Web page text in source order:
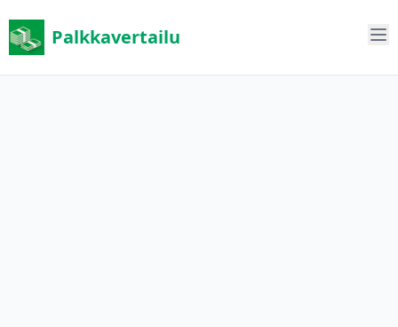
Palkkavertailu